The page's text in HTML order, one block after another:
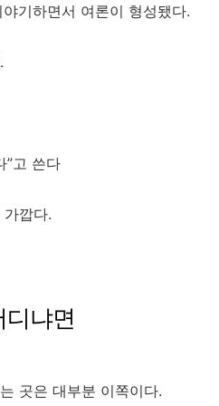
기하면서 여론이 형성됐다.
”고 쓴다
깝다.
디냐면
곳은 대부분 이쪽이다.